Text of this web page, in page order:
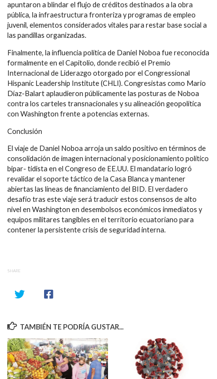
apuntaron a blindar el flujo de créditos destinados a la obra
pública, la infraestructura fronteriza y programas de empleo
juvenil, elementos considerados vitales para restar base social a
las pandillas organizadas.
Finalmente, la influencia política de Daniel Noboa fue reconocida
formalmente en el Capitolio, donde recibió el Premio
Internacional de Liderazgo otorgado por el Congressional
Hispanic Leadership Institute (CHLI). Congresistas como Mario
Díaz-Balart aplaudieron públicamente las posturas de Noboa
contra los carteles transnacionales y su alineación geopolítica
con Washington frente a potencias externas.
Conclusión
El viaje de Daniel Noboa arroja un saldo positivo en términos de
consolidación de imagen internacional y posicionamiento político
bipar- tidista en el Congreso de EE.UU. El mandatario logró
revalidar el soporte táctico de la Casa Blanca y mantener
abiertas las líneas de financiamiento del BID. El verdadero
desafío tras este viaje será traducir estos consensos de alto
nivel en Washington en desembolsos económicos inmediatos y
equipos militares tangibles en el territorio ecuatoriano para
contener la persistente crisis de seguridad interna.
SHARE
TAMBIÉN TE PODRÍA GUSTAR...